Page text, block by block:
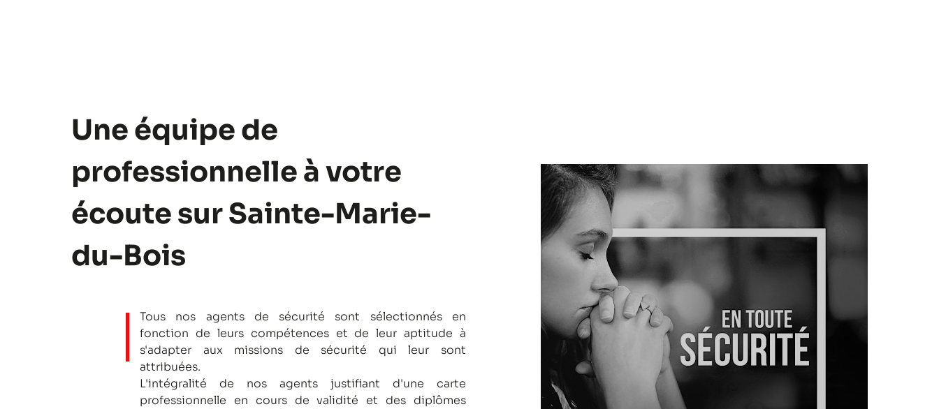
Une équipe de
professionnelle à votre
écoute sur Sainte-Marie-
du-Bois
Tous nos agents de sécurité sont sélectionnés en
fonction de leurs compétences et de leur aptitude à
s'adapter aux missions de sécurité qui leur sont
attribuées.
L'intégralité de nos agents justifiant d'une carte
professionnelle en cours de validité et des diplômes